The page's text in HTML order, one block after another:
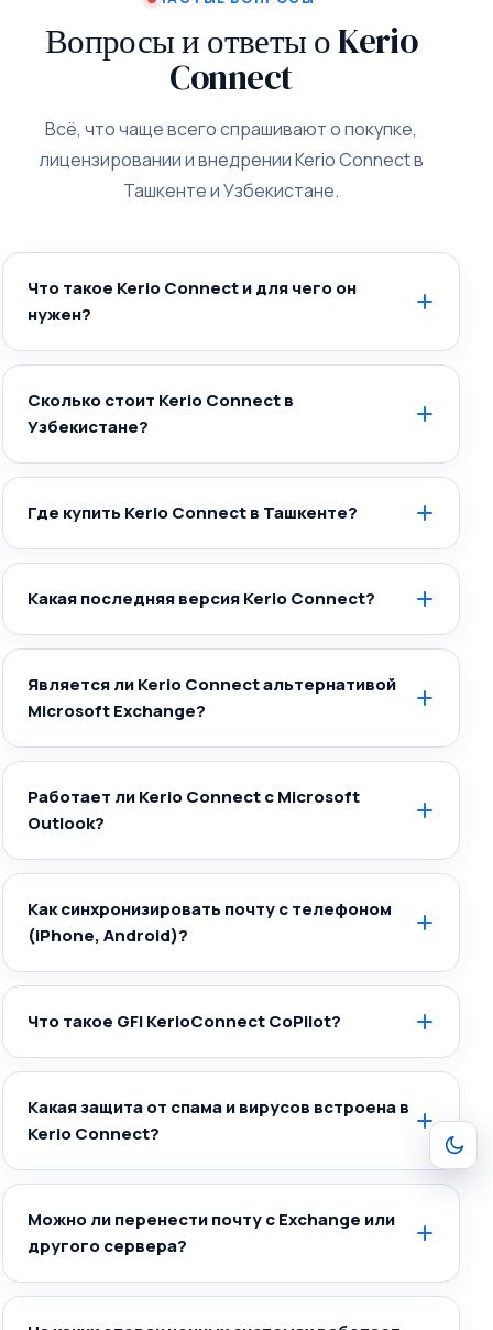
Вопросы и ответы о Kerio
Connect
Всё, что чаще всего спрашивают о покупке,
лицензировании и внедрении Kerio Connect в
Ташкенте и Узбекистане.
Что такое Kerio Connect и для чего он
нужен?
Сколько стоит Kerio Connect в
Узбекистане?
Где купить Kerio Connect в Ташкенте?
Какая последняя версия Kerio Connect?
Является ли Kerio Connect альтернативой
Microsoft Exchange?
Работает ли Kerio Connect с Microsoft
Outlook?
Как синхронизировать почту с телефоном
(iPhone, Android)?
Что такое GFI KerioConnect CoPilot?
Какая защита от спама и вирусов встроена в
Kerio Connect?
Можно ли перенести почту с Exchange или
другого сервера?